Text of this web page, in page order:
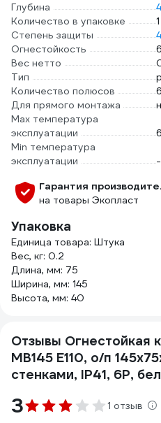
Глубина
Количество в упаковке
Степень защиты
Огнестойкость
Вес нетто
Тип
Количество полюсов
6
Для прямого монтажа
Max температура
эксплуатации
Min температура
эксплуатации
Гарантия
на товары Экопласт
Упаковка
Единица товара: Штука
Вес, кг: 0.2
Длина, мм: 75
Ширина, мм: 145
Высота, мм: 40
Отзывы Огнестойкая
MB145 E110, о/п
стенками, IP41, 6P,
3 1 отзыв